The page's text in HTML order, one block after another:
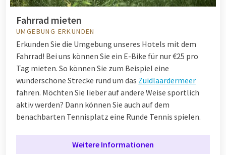
Fahrrad mieten
UMGEBUNG ERKUNDEN
Erkunden Sie die Umgebung unseres Hotels mit dem
Fahrrad! Bei uns können Sie ein E-Bike für nur €25 pro
Tag mieten. So können Sie zum Beispiel eine
wunderschöne Strecke rund um das Zuidlaardermeer
fahren. Möchten Sie lieber auf andere Weise sportlich
aktiv werden? Dann können Sie auch auf dem
benachbarten Tennisplatz eine Runde Tennis spielen.
Weitere Informationen